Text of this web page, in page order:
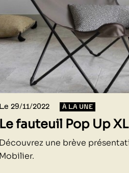
Le 29/11/2022 À LA UNE
Le fauteuil Pop Up XL
Découvrez une brève
Mobilier.